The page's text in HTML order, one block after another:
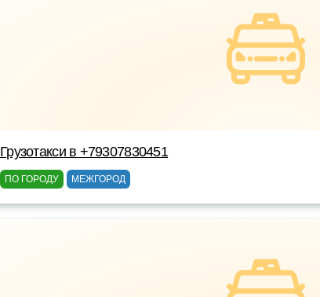
Грузотакси в +79307830451
ПО ГОРОДУ МЕЖГОРОД